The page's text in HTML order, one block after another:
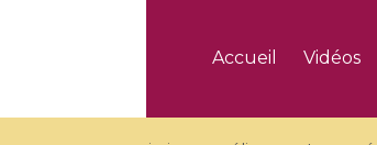
Accueil Vidéos